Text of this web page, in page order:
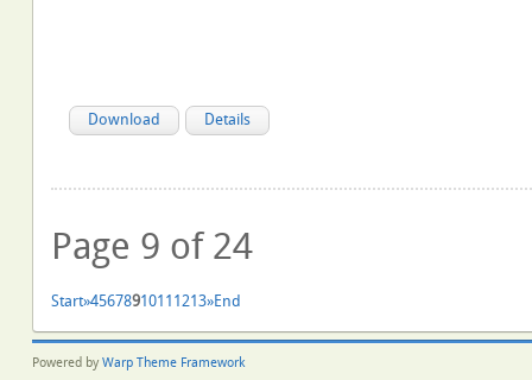
Download Details
Page 9 of 24
Start»4567891011 1213»End
Powered by Warp Theme Framework